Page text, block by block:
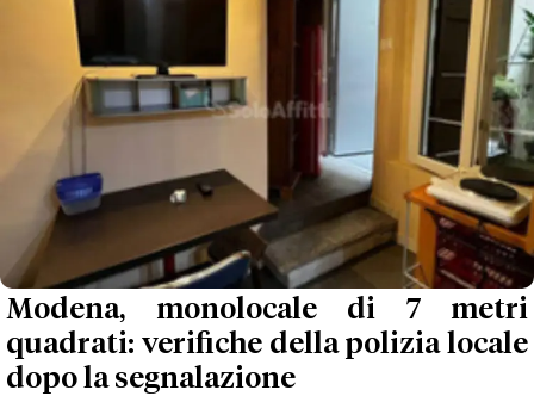
Modena, monolocale di 7 metri
quadrati: verifiche della polizia locale
dopo la segnalazione